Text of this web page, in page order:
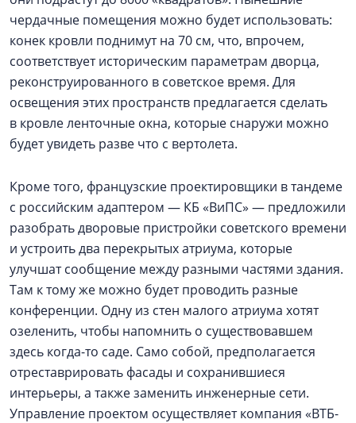
чердачные помещения можно будет использовать:
конек кровли поднимут на 70 см, что, впрочем,
соответствует историческим параметрам дворца,
реконструированного в советское время. Для
освещения этих пространств предлагается сделать
в кровле ленточные окна, которые снаружи можно
будет увидеть разве что с вертолета.
Кроме того, французские проектировщики в тандеме
с российским адаптером — КБ «ВиПС» — предложили
разобрать дворовые пристройки советского времени
и устроить два перекрытых атриума, которые
улучшат сообщение между разными частями здания.
Там к тому же можно будет проводить разные
конференции. Одну из стен малого атриума хотят
озеленить, чтобы напомнить о существовавшем
здесь когда-то саде. Само собой, предполагается
отреставрировать фасады и сохранившиеся
интерьеры, а также заменить инженерные сети.
Управление проектом осуществляет компания «ВТБ-